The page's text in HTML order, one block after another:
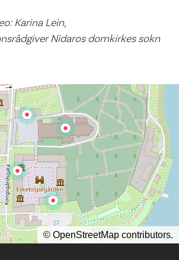
Karina Lein,
Nidaros domkirkes sokn
© OpenStreetMap contributors.